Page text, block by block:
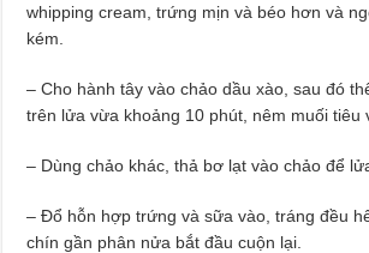
whipping cream, trứng mịn và béo hơn và
kém.
– Cho hành tây vào chảo dầu xào, sau đó
trên lửa vừa khoảng 10 phút, nêm muối tiêu
– Dùng chảo khác, thả bơ lạt vào chảo để
– Đổ hỗn hợp trứng và sữa vào, tráng đều
chín gần phân nửa bắt đầu cuộn lại.